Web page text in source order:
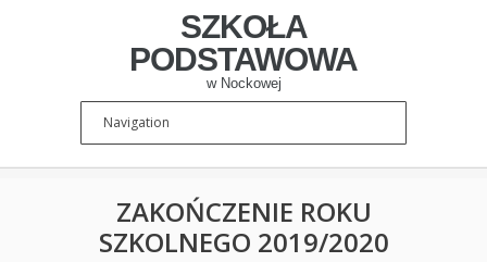
SZKOŁA
PODSTAWOWA
w Nockowej
ZAKOŃCZENIE ROKU
SZKOLNEGO 2019/2020